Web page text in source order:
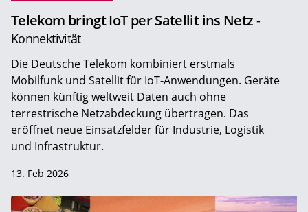
Telekom bringt IoT per Satellit ins Netz -
Konnektivität
Die Deutsche Telekom kombiniert erstmals
Mobilfunk und Satellit für IoT-Anwendungen. Geräte
können künftig weltweit Daten auch ohne
terrestrische Netzabdeckung übertragen. Das
eröffnet neue Einsatzfelder für Industrie, Logistik
und Infrastruktur.
13. Feb 2026